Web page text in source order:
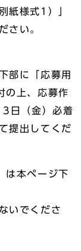
紙様式1）」
さい。
部に「応募用
の上、応募作
日（金）必着
提出してくだ
は本ページ下
いでくださ